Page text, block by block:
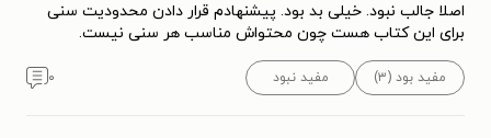
اصلا جالب نبود. خیلی بد بود. پیشنهادم قرار دادن محدودیت سنی
برای این کتاب هست چون محتواش مناسب هر سنی نیست.
مفید بود (۳) مفید نبود ۰